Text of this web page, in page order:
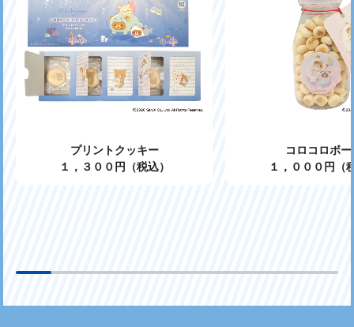
プリントクッキー
１，３００円（税込）
コロコロボー
１，０００円（